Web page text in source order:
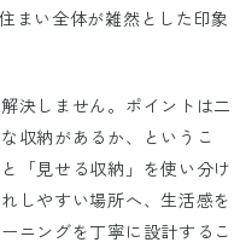
まい全体が雑然とした印象
決しません。ポイントは二
収納があるか、というこ
「見せる収納」を使い分け
しやすい場所へ、生活感を
ニングを丁寧に設計するこ